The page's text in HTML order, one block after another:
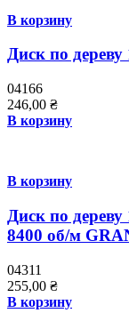
В корзину
Диск по
04166
246,00 ₴
В корзину
В корзину
Диск по
8400 об/м
04311
255,00 ₴
В корзину